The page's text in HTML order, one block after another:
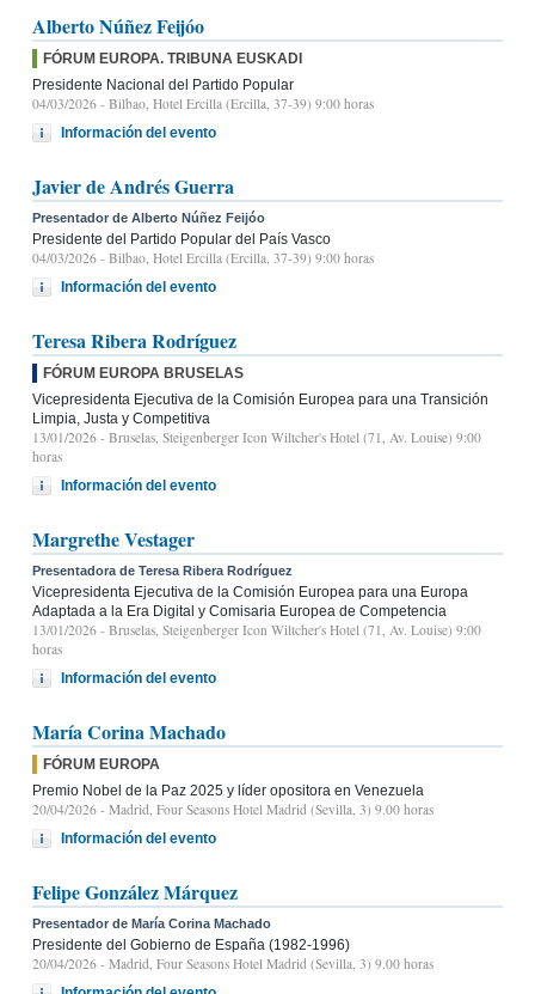
Alberto Núñez Feijóo
FÓRUM EUROPA. TRIBUNA EUSKADI
Presidente Nacional del Partido Popular
04/03/2026 - Bilbao, Hotel Ercilla (Ercilla, 37-39) 9:00 horas
Información del evento
Javier de Andrés Guerra
Presentador de Alberto Núñez Feijóo
Presidente del Partido Popular del País Vasco
04/03/2026 - Bilbao, Hotel Ercilla (Ercilla, 37-39) 9:00 horas
Información del evento
Teresa Ribera Rodríguez
FÓRUM EUROPA BRUSELAS
Vicepresidenta Ejecutiva de la Comisión Europea para una Transición
Limpia, Justa y Competitiva
13/01/2026 - Bruselas, Steigenberger Icon Wiltcher's Hotel (71, Av. Louise) 9:00
horas
Información del evento
Margrethe Vestager
Presentadora de Teresa Ribera Rodríguez
Vicepresidenta Ejecutiva de la Comisión Europea para una Europa
Adaptada a la Era Digital y Comisaria Europea de Competencia
13/01/2026 - Bruselas, Steigenberger Icon Wiltcher's Hotel (71, Av. Louise) 9:00
horas
Información del evento
María Corina Machado
FÓRUM EUROPA
Premio Nobel de la Paz 2025 y líder opositora en Venezuela
20/04/2026 - Madrid, Four Seasons Hotel Madrid (Sevilla, 3) 9.00 horas
Información del evento
Felipe González Márquez
Presentador de María Corina Machado
Presidente del Gobierno de España (1982-1996)
20/04/2026 - Madrid, Four Seasons Hotel Madrid (Sevilla, 3) 9.00 horas